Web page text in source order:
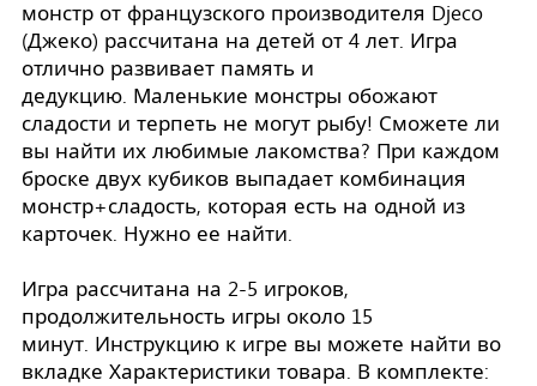
монстр от французского производителя Djeco
(Джеко) рассчитана на детей от 4 лет. Игра
отлично развивает память и
дедукцию. Маленькие монстры обожают
сладости и терпеть не могут рыбу! Сможете ли
вы найти их любимые лакомства? При каждом
броске двух кубиков выпадает комбинация
монстр+сладость, которая есть на одной из
карточек. Нужно ее найти.
Игра рассчитана на 2-5 игроков,
продолжительность игры около 15
минут. Инструкцию к игре вы можете найти во
вкладке Характеристики товара. В комплекте: